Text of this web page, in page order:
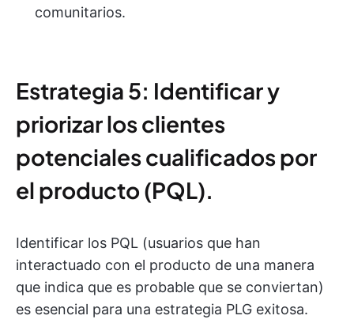
comunitarios.
Estrategia 5: Identificar y
priorizar los clientes
potenciales cualificados por
el producto (PQL).
Identificar los PQL (usuarios que han
interactuado con el producto de una manera
que indica que es probable que se conviertan)
es esencial para una estrategia PLG exitosa.